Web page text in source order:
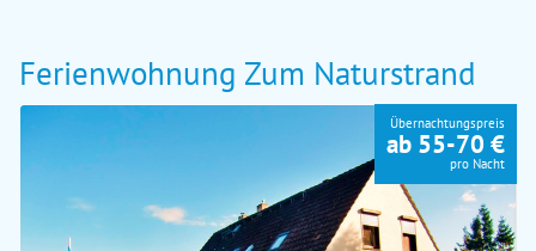
Ferienwohnung Zum Naturstrand
Übernachtungspreis
ab 55-70 €
pro Nacht